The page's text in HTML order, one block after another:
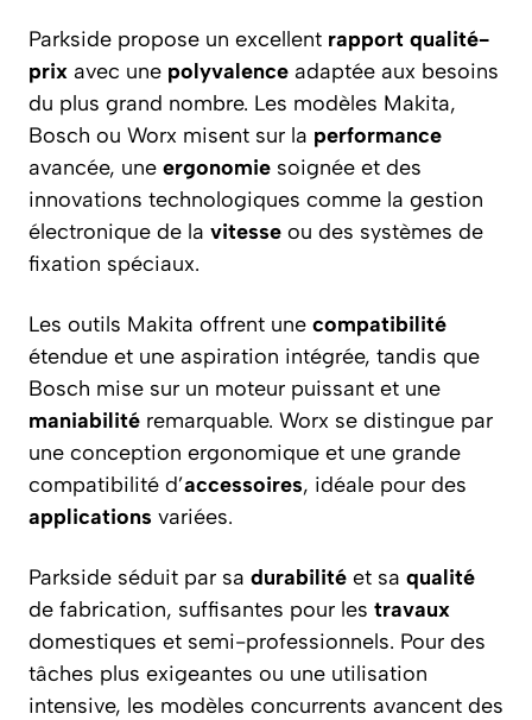
Parkside propose un excellent rapport qualité-
prix avec une polyvalence adaptée aux besoins
du plus grand nombre. Les modèles Makita,
Bosch ou Worx misent sur la performance
avancée, une ergonomie soignée et des
innovations technologiques comme la gestion
électronique de la vitesse ou des systèmes de
fixation spéciaux.
Les outils Makita offrent une compatibilité
étendue et une aspiration intégrée, tandis que
Bosch mise sur un moteur puissant et une
maniabilité remarquable. Worx se distingue par
une conception ergonomique et une grande
compatibilité d’accessoires, idéale pour des
applications variées.
Parkside séduit par sa durabilité et sa qualité
de fabrication, suffisantes pour les travaux
domestiques et semi-professionnels. Pour des
tâches plus exigeantes ou une utilisation
intensive, les modèles concurrents avancent des